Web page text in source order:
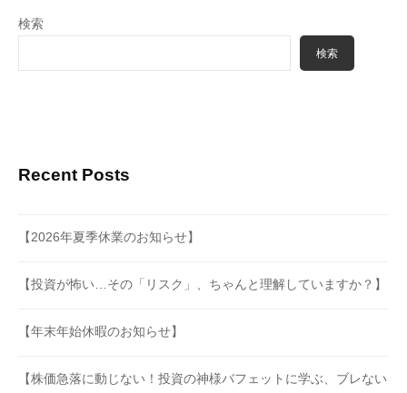
検索
検索
Recent Posts
【2026年夏季休業のお知らせ】
【投資が怖い…その「リスク」、ちゃんと理解していますか？】
【年末年始休暇のお知らせ】
【株価急落に動じない！投資の神様バフェットに学ぶ、ブレない